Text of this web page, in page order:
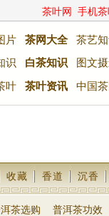
茶叶网 手机茶
片 茶网大全 茶艺
识 白茶知识 图文
叶 茶叶资讯 中国茶
收藏 香道 沉香
茶选购 普洱茶功效